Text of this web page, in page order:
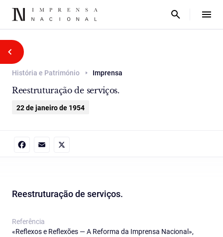
História e Património Imprensa
Reestruturação de serviços.
22 de janeiro de 1954
Reestruturação de serviços.
Referência
«Reflexos e Reflexões — A Reforma da Imprensa Nacional»,